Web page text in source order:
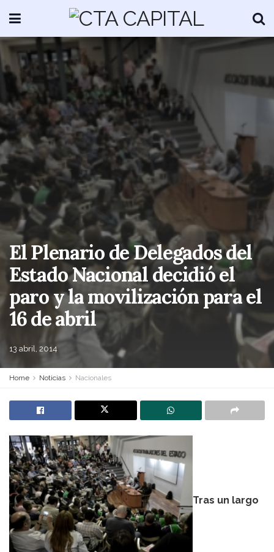
El Plenario de Delegados del
Estado Nacional decidió el
paro y la movilización para el
16 de abril
13 abril, 2014
Home Noticias Nacionales
Tras un largo